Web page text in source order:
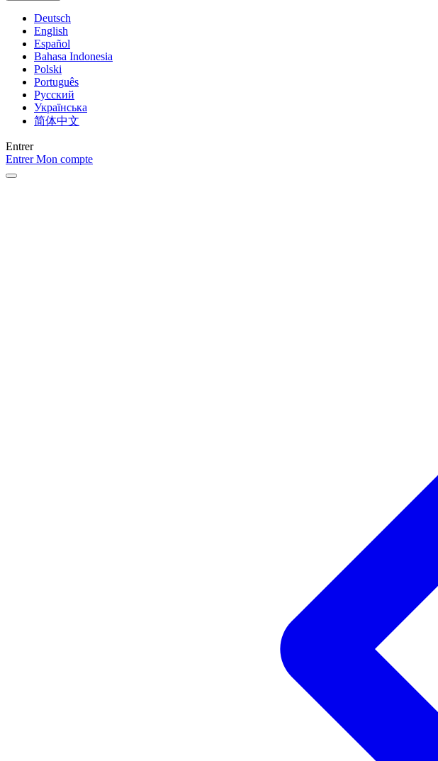
Deutsch
English
Español
Bahasa Indonesia
Polski
Português
Русский
Українська
简体中文
Entrer
EntrerMon compte